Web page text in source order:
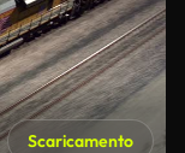
Scaricamento